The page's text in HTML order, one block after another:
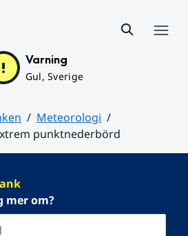
Varning
Gul, Sverige
Meteorologi
punktnederbörd
mer om?